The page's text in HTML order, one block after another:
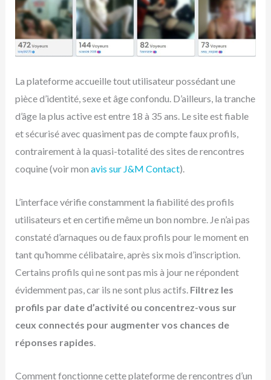
La plateforme accueille tout utilisateur possédant une
pièce d’identité, sexe et âge confondu. D’ailleurs, la tranche
d’âge la plus active est entre 18 à 35 ans. Le site est fiable
et sécurisé avec quasiment pas de compte faux profils,
contrairement à la quasi-totalité des sites de rencontres
coquine (voir mon avis sur J&M Contact).
L’interface vérifie constamment la fiabilité des profils
utilisateurs et en certifie même un bon nombre. Je n’ai pas
constaté d’arnaques ou de faux profils pour le moment en
tant qu’homme célibataire, après six mois d’inscription.
Certains profils qui ne sont pas mis à jour ne répondent
évidemment pas, car ils ne sont plus actifs. Filtrez les
profils par date d’activité ou concentrez-vous sur
ceux connectés pour augmenter vos chances de
réponses rapides.
Comment fonctionne cette plateforme de rencontres d’un